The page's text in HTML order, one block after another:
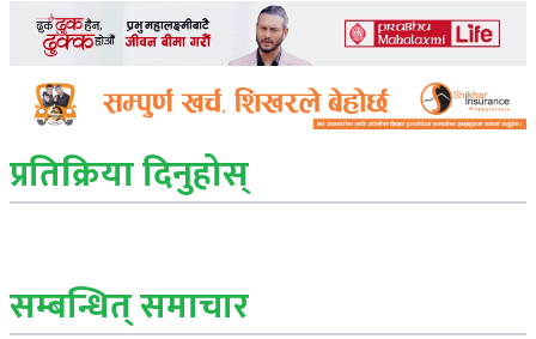
प्रतिक्रिया दिनुहोस्
सम्बन्धित् समाचार